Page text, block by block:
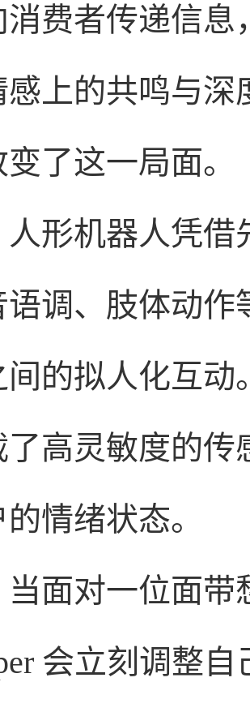
消费者传递信
感上的共鸣与
了这一局面。
人形机器人凭借
语调、肢体动作
间的拟人化互动
了高灵敏度的
情绪状态。
当面对一位面带
会立刻调整